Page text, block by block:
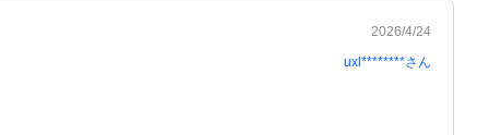
2026/4/24
uxl********さん